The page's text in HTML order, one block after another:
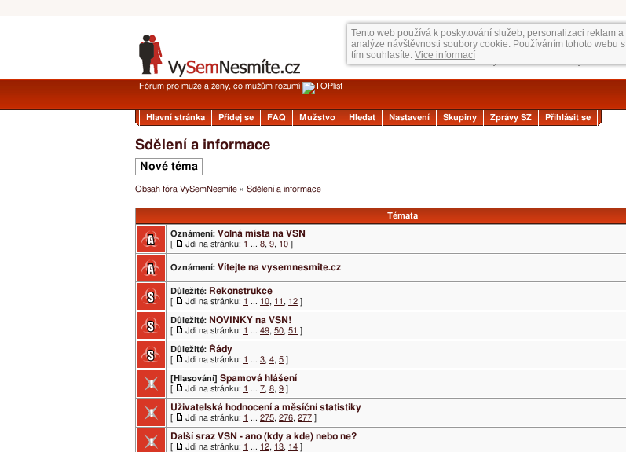
Tento web používá k poskytování služeb, personalizaci reklam a
analýze návštěvnosti soubory cookie. Používáním tohoto webu s
tím souhlasíte. Vice informací
Fórum pro muže a ženy, co mužům rozumí
Hlavní stránka Přidej se FAQ Mužstvo Hledat Nastavení Skupiny Zprávy SZ Přihlásit se
Sdělení a informace
Nové téma
Obsah fóra VySemNesmíte » Sdělení a informace
Témata
Oznámení: Volná místa na VSN
[ Jdi na stránku: 1 ... 8, 9, 10 ]
Oznámení: Vítejte na vysemnesmite.cz
Důležité: Rekonstrukce
[ Jdi na stránku: 1 ... 10, 11 , 12 ]
Důležité: NOVINKY na VSN!
[ Jdi na stránku: 1 ... 49, 50, 51 ]
Důležité: Řády
[ Jdi na stránku: 1 ... 3, 4, 5 ]
[Hlasování] Spamová hlášení
[ Jdi na stránku: 1 ... 7, 8, 9 ]
Uživatelská hodnocení a měsíční statistiky
[ Jdi na stránku: 1 ... 275, 276, 277 ]
Další sraz VSN - ano (kdy a kde) nebo ne?
[ Jdi na stránku: 1 ... 12, 13, 14 ]